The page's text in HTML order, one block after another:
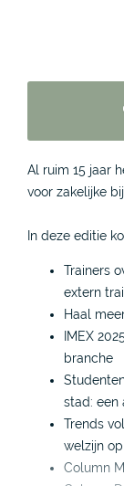
Al ruim 15 jaar
voor zakelijke
In deze editie
Trainers
extern
Haal
IMEX
branche
stad: een
Trends
welzijn
Column